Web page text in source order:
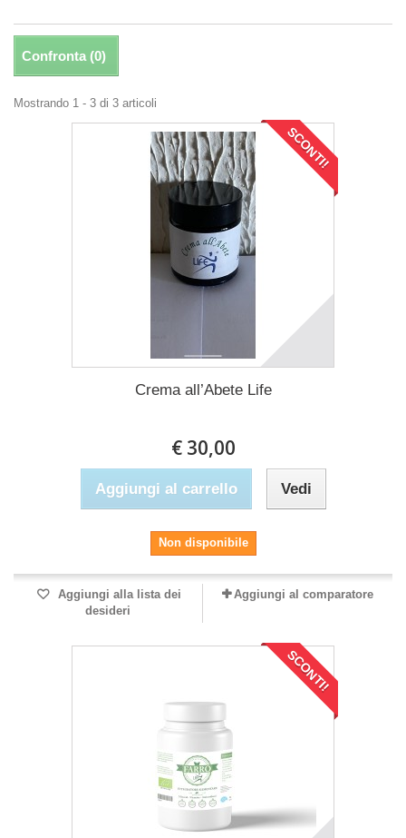
Confronta (0)
Mostrando 1 - 3 di 3 articoli
SCONTI!
Crema all’Abete Life
€ 30,00
Aggiungi al carrello Vedi
Non disponibile
Aggiungi alla lista dei
desideri
Aggiungi al comparatore
SCONTI!